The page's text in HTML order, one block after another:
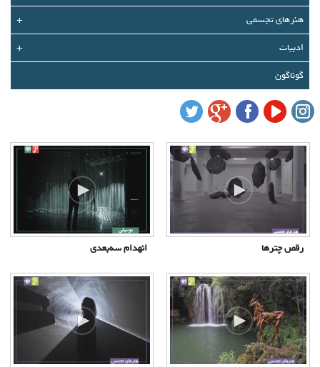
کودک
درباره ما
تماس با ما
سبد خرید شما خالی است
سبد خرید
ورود
عضویت
هنرهای تجسمی
+
ادبیات
+
گوناگون
رقص چترها انهدام سه‌بعدی